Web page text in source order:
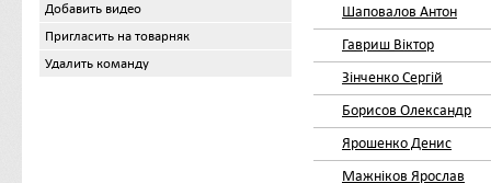
Добавить видео
Пригласить на товарняк
Удалить команду
Шаповалов Антон
Гавриш Віктор
Зінченко Сергій
Борисов Олександр
Ярошенко Денис
Мажніков Ярослав